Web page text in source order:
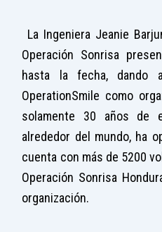
La Ingeniera Jeanie
Operación Sonrisa
hasta la fecha, dando
OperationSmile como
solamente 30 años de
alrededor del mundo, ha
cuenta con más de 5200
Operación Sonrisa
organización.